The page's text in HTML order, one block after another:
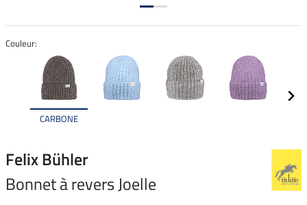
Couleur:
CARBONE
Felix Bühler
Bonnet à revers Joelle